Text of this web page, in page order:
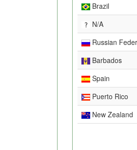
Brazil
N/A
Russian
Barbados
Spain
Puerto Rico
New Zealand